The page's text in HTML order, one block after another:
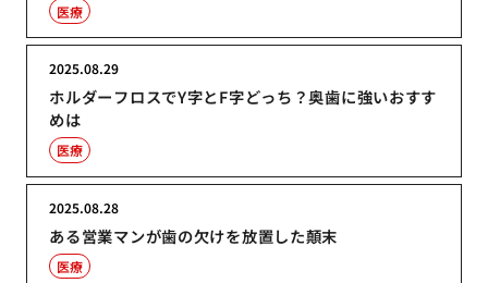
医療
ホルダーフロスでY字とF字どっち？奥歯に強いおすす
めは
2025.08.29
医療
ある営業マンが歯の欠けを放置した顛末
2025.08.28
医療